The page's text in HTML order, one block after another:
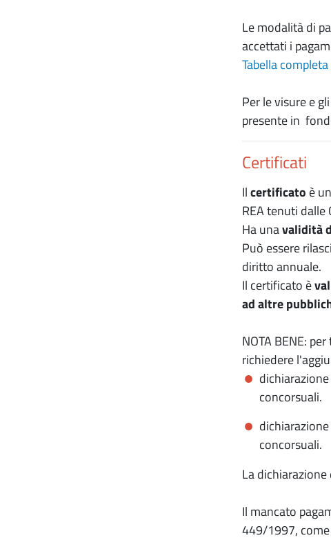
Le modalità di
accettati i
Tabella
Per le visure e
presente in
Certificati
Ilcertificato è
REA tenuti dalle
Ha unavalidità
Può essere
diritto annuale.
Il certificato è
ad altre
NOTA BENE:
richiedere
concorsuali.
concorsuali.
La
Il mancato
449/1997,